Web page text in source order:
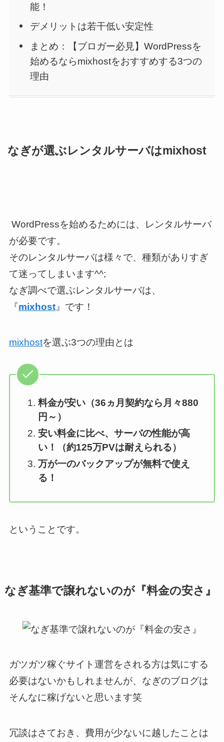
能！
デメリットは若干低い安定性
まとめ：【ブロガー必見】WordPressを
始めるならmixhostをおすすめする3つの
理由
なぎが選ぶレンタルサーバはmixhost
WordPressを始めるためには、レンタルサーバ
が必要です。
そのレンタルサーバは様々で、種類がありすぎ
て迷ってしまいます^^;
なぎ調べで選ぶレンタルサーバは、
『mixhost』です！
mixhostを選ぶ3つの理由とは
料金が安い（36ヵ月契約なら月々880
円～）
安い料金に比べ、サーバの性能が高
い！（約125万PVは耐えられる）
万が一のバックアップが無料で使え
る！
ということです。
なぎ基準で譲れないのが『料金の安さ 』
ガツガツ稼ぐサイト運営をされる方は気にする
必要はないかもしれませんが、なぎのブログは
そんなに稼げないと思います笑
冗談はさておき、費用が少ないに越したことは